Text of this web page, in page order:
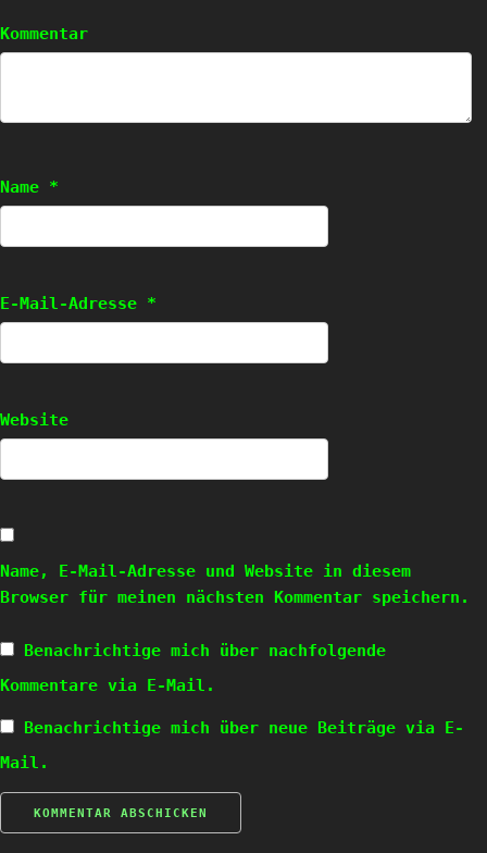
Kommentar
Name *
E-Mail-Adresse *
Website
Name, E-Mail-Adresse und Website in diesem
Browser für meinen nächsten Kommentar speichern.
Benachrichtige mich über nachfolgende
Kommentare via E-Mail.
Benachrichtige mich über neue Beiträge via E-
Mail.